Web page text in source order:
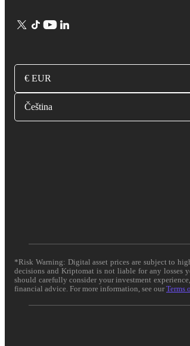
€ EUR
Čeština
*Risk Warning: Digital asset prices are subject to
decisions and Kriptomat is not liable for any losses
should carefully consider your investment
financial advice. For more information, see ourTerms